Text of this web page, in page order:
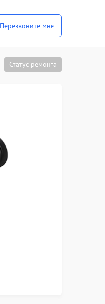
Перезвоните мне
Статус ремонта